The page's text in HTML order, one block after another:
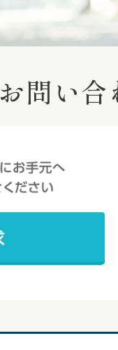
お問い合